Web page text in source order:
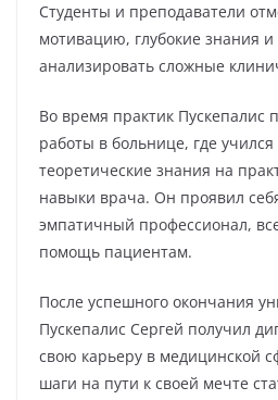
Студенты и преподаватели
мотивацию, глубокие знания и
анализировать сложные
Во время практик
работы в больнице, где
теоретические знания на
навыки врача. Он проявил
эмпатичный профессионал,
помощь пациентам.
После успешного окончания
Пускепалис Сергей получил
свою карьеру в медицинской
шаги на пути к своей мечте